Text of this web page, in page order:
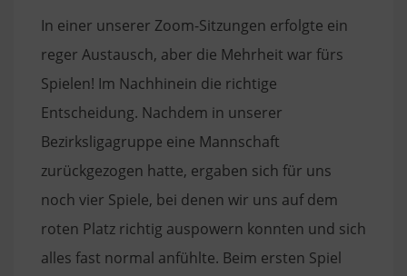
In einer unserer Zoom-Sitzungen erfolgte ein
reger Austausch, aber die Mehrheit war fürs
Spielen! Im Nachhinein die richtige
Entscheidung. Nachdem in unserer
Bezirksligagruppe eine Mannschaft
zurückgezogen hatte, ergaben sich für uns
noch vier Spiele, bei denen wir uns auf dem
roten Platz richtig auspowern konnten und sich
alles fast normal anfühlte. Beim ersten Spiel